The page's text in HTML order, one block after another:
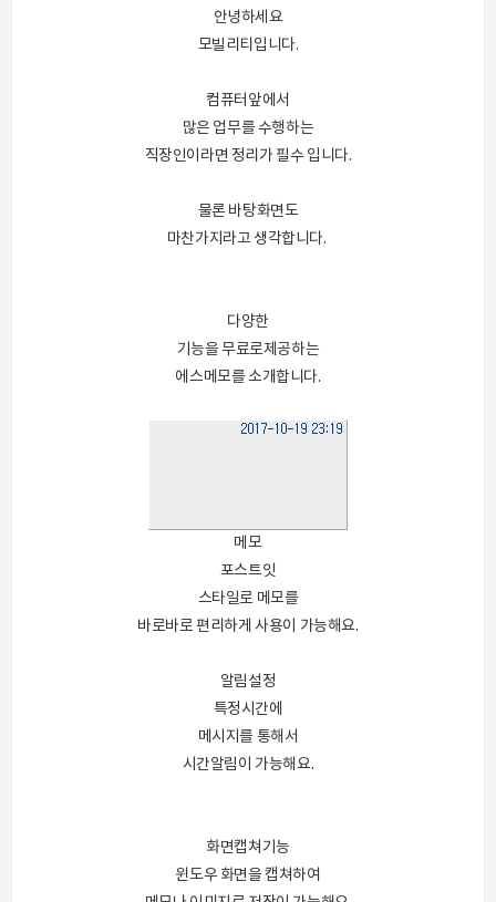
안녕하세요
모빌리티입니다.
컴퓨터앞에서
많은 업무를 수행하는
직장인이라면 정리가 필수 입니다.
물론 바탕화면도
마찬가지라고 생각합니다.
다양한
기능을 무료로제공하는
에스메모를 소개합니다.
메모
포스트잇
스타일로 메모를
바로바로 편리하게 사용이 가능해요.
알림설정
특정시간에
메시지를 통해서
시간알림이 가능해요.
화면캡쳐기능
윈도우 화면을 캡쳐하여